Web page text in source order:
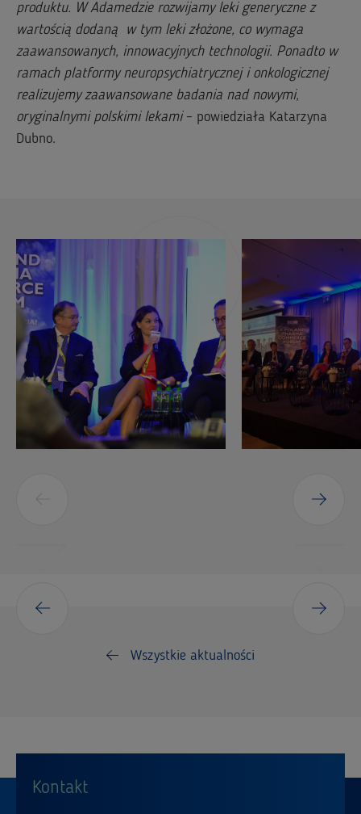
produktu. W Adamedzie rozwijamy leki generyczne z
wartością dodaną w tym leki złożone, co wymaga
zaawansowanych, innowacyjnych technologii. Ponadto w
ramach platformy neuropsychiatrycznej i onkologicznej
realizujemy zaawansowane badania nad nowymi,
oryginalnymi polskimi lekami– powiedziała Katarzyna
Dubno.
Wszystkie aktualności
Kontakt